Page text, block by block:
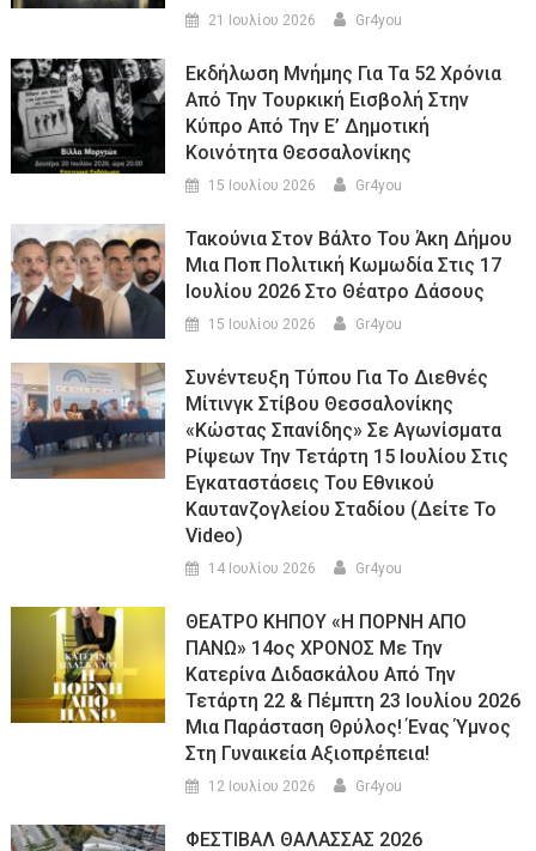
21 Ιουλίου 2026 Gr4you
Εκδήλωση Μνήμης Για Τα 52 Χρόνια
Από Την Τουρκική Εισβολή Στην
Κύπρο Από Την Ε’ Δημοτική
Κοινότητα Θεσσαλονίκης
15 Ιουλίου 2026 Gr4you
Τακούνια Στον Βάλτο Του Άκη Δήμου
Μια Ποπ Πολιτική Κωμωδία Στις 17
Ιουλίου 2026 Στο Θέατρο Δάσους
15 Ιουλίου 2026 Gr4you
Συνέντευξη Τύπου Για Το Διεθνές
Μίτινγκ Στίβου Θεσσαλονίκης
«Κώστας Σπανίδης» Σε Αγωνίσματα
Ρίψεων Την Τετάρτη 15 Ιουλίου Στις
Εγκαταστάσεις Του Εθνικού
Καυτανζογλείου Σταδίου (Δείτε Το
Video)
14 Ιουλίου 2026 Gr4you
ΘΕΑΤΡΟ ΚΗΠΟΥ «Η ΠΟΡΝΗ ΑΠΟ
ΠΑΝΩ» 14ος ΧΡΟΝΟΣ Με Την
Κατερίνα Διδασκάλου Από Την
Τετάρτη 22 & Πέμπτη 23 Ιουλίου 2026
Μια Παράσταση Θρύλος! Ένας Ύμνος
Στη Γυναικεία Αξιοπρέπεια!
12 Ιουλίου 2026 Gr4you
ΦΕΣΤΙΒΑΛ ΘΑΛΑΣΣΑΣ 2026